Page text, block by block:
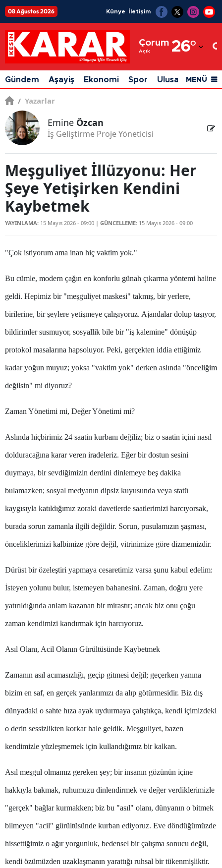
08 Ağustos 2026 Künye İletişim
Çorum
Açık 26°
Adıyaman
Afyonkarahisar
Ağrı
Ankara
Antalya
Artvin
Aydın
Bitlis
Bolu
Burdur
Bursa
Çanakkale
Diyarbakır
Edirne
Elazığ
Erzincan
Mersin
Kırşehir
Kocaeli
Konya
Gündem Aşayiş Ekonomi Spor Ulusal Siyaset
MENÜ
/ Yazarlar
Emine Özcan
İş Geliştirme Proje Yöneticisi
Meşguliyet İllüzyonu: Her
Şeye Yetişirken Kendini
Kaybetmek
YAYINLAMA: 15 Mayıs 2026 - 09:00 | GÜNCELLEME: 15 Mayıs 2026 - 09:00
"Çok istiyorum ama inan hiç vaktim yok."
Bu cümle, modern çağın en konforlu günah çıkarma yöntemi haline
geldi. Hepimiz bir "meşguliyet maskesi" takmış, bir yerlere,
birilerine, bir şeylere yetişmeye çalışıyoruz. Ajandalar dolup taşıyor,
bildirimler susmuyor, sosyallik bile bir "iş kalemine" dönüşüp
protokol masalarına hapsoluyor. Peki, gerçekten iddia ettiğimiz
kadar yoğun muyuz; yoksa "vaktim yok" derken aslında "önceliğim
değilsin" mi diyoruz?
Zaman Yönetimi mi, Değer Yönetimi mi?
Aslında hiçbirimiz 24 saatin kurbanı değiliz; biz o saatin içini nasıl
dolduracağına karar veren iradeleriz. Eğer bir dostun sesini
duymaya, bir sevdiğimizin derdini dinlemeye beş dakika
bulamazken; sosyal medyanın dipsiz kuyusunda veya statü
kaygısıyla katıldığımız zoraki davetlerde saatlerimizi harcıyorsak,
burada sorun zamanla ilgili değildir. Sorun, pusulamızın şaşması,
önceliklerimizi kalbimize göre değil, vitrinimize göre dizmemizdir.
Dürüst bir özeleştiri yapmaya cesaretimiz varsa şunu kabul edelim:
İsteyen yolunu bulur, istemeyen bahanesini. Zaman, doğru yere
yatırıldığında anlam kazanan bir mirastır; ancak biz onu çoğu
zaman kendimizi kandırmak için harcıyoruz.
Asıl Olanı, Acil Olanın Gürültüsünde Kaybetmek
Zamanın asıl acımasızlığı, geçip gitmesi değil; geçerken yanına
bizim en saf, en gerçek yanlarımızı da alıp götürmesidir. Biz dış
dünyadaki o sahte hıza ayak uydurmaya çalıştıkça, kendi içimizdeki
o derin sessizlikten korkar hale geldik. Meşguliyet, bazen
kendimizle yüzleşmemek için kullandığımız bir kalkan.
Asıl meşgul olmamız gereken şey; bir insanın gözünün içine
hakkıyla bakmak, ruhumuzu dinlendirmek ve değer verdiklerimizle
"gerçek" bağlar kurmakken; biz bu "asıl" olanı, dünyanın o bitmek
bilmeyen "acil" gürültüsünde kurban ediyoruz. Eve döndüğümüzde
hissettiğimiz o ağır yorgunluk, bedensel bir çalışma sonucu değil,
kendi özümüzden uzaklaşmanın yarattığı ruhsal bir tükenmişliktir.